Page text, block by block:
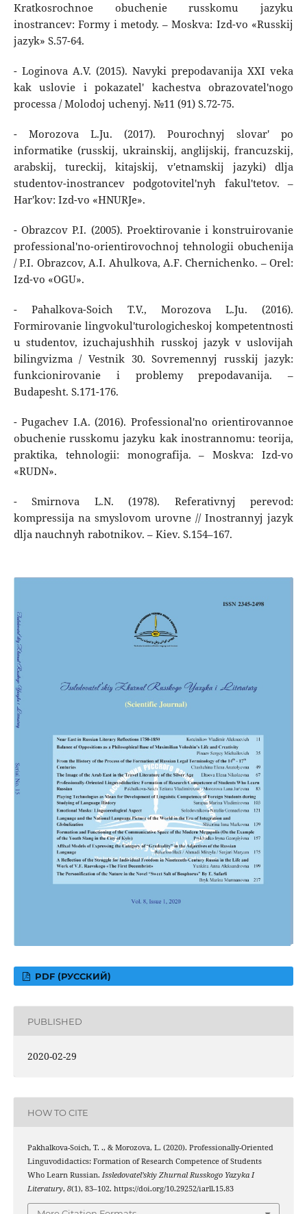
Kratkosrochnoe obuchenie russkomu jazyku
inostrancev: Formy i metody. – Moskva: Izd-vo «Russkij
jazyk» S.57-64.
- Loginova A.V. (2015). Navyki prepodavanija XXI veka
kak uslovie i pokazatel' kachestva obrazovatel'nogo
processa / Molodoj uchenyj. №11 (91) S.72-75.
- Morozova L.Ju. (2017). Pourochnyj slovar' po
informatike (russkij, ukrainskij, anglijskij, francuzskij,
arabskij, tureckij, kitajskij, v'etnamskij jazyki) dlja
studentov-inostrancev podgotovitel'nyh fakul'tetov. –
Har'kov: Izd-vo «HNURJe».
- Obrazcov P.I. (2005). Proektirovanie i konstruirovanie
professional'no-orientirovochnoj tehnologii obuchenija
/ P.I. Obrazcov, A.I. Ahulkova, A.F. Chernichenko. – Orel:
Izd-vo «OGU».
- Pahalkova-Soich T.V., Morozova L.Ju. (2016).
Formirovanie lingvokul'turologicheskoj kompetentnosti
u studentov, izuchajushhih russkoj jazyk v uslovijah
bilingvizma / Vestnik 30. Sovremennyj russkij jazyk:
funkcionirovanie i problemy prepodavanija. –
Budapesht. S.171-176.
- Pugachev I.A. (2016). Professional'no orientirovannoe
obuchenie russkomu jazyku kak inostrannomu: teorija,
praktika, tehnologii: monografija. – Moskva: Izd-vo
«RUDN».
- Smirnova L.N. (1978). Referativnyj perevod:
kompressija na smyslovom urovne // Inostrannyj jazyk
dlja nauchnyh rabotnikov. – Kiev. S.154–167.
PDF (РУССКИЙ)
PUBLISHED
2020-02-29
HOW TO CITE
Pakhalkova-Soich, T. ., & Morozova, L. (2020). Professionally-Oriented
Linguvodidactics: Formation of Research Competence of Students
Who Learn Russian. Issledovatel’skiy Zhurnal Russkogo Yazyka I
Literatury, 8(1), 83–102. https://doi.org/10.29252/iarll.15.83